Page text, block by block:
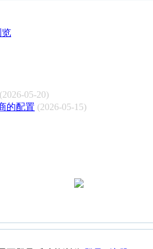
览
(2026-05-20)
的配置 (2026-05-15)